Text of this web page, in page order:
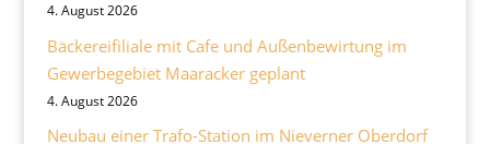
4. August 2026
Bäckereifiliale mit Cafe und Außenbewirtung im
Gewerbegebiet Maaracker geplant
4. August 2026
Neubau einer Trafo-Station im Nieverner Oberdorf